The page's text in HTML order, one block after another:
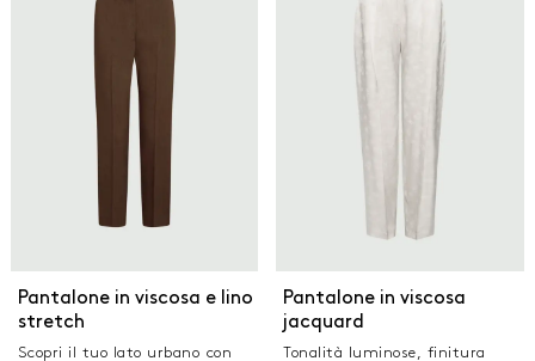
Chiusura con gancio a uomo
Tasche laterali alla francese e
Pantalone in viscosa e lino
stretch
Scopri il tuo lato urbano con
Pantalone in viscosa
jacquard
Tonalità luminose, finitura